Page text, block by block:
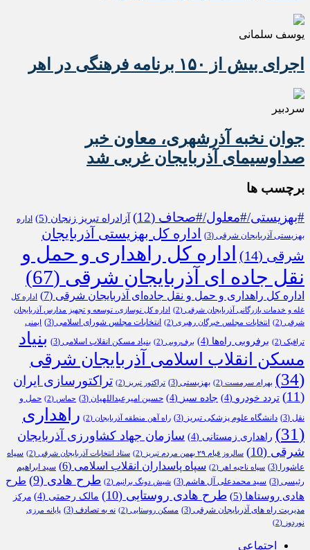
یوسف سلمانی
اجرای بیش از ۱۵۰ برنامه فرهنگی در اهر
سردبیر
جوان نخبه آذرشهری، معاون خبر
صداوسیمای آذربایجان غربی شد
برچسب ها
#بهزیستی/#معلول/#صحاف (12) آزادراه تبریز زنجان (5)
اداره
بهزیستی آذربایجان شرقی (3)
اداره کل بهزیستی آذربایجان
شرقی (14)
اداره کل راهداری و حمل و
نقل جاده ای آذربایجان شرقی (67)
اداره کل راهداری و حمل و نقل جاده‌ای آذربایجان شرقی (7)
اداره کل
غله و خدمات بازرگانی آذربایجان شرقی (2)
اداره کل نوسازی، توسعه و تجهیز مدارس آذربایجان
شرقی (2) انتخابات مجلس خبرگان رهبری (2) انتخابات مجلس شورای اسلامی (3) ایمنی
ترافیک (2) برفروبی راه‌ها (4) برف‌روبی (2) بنیاد مسکن انقلاب اسلامی (3)
بنیاد
مسکن انقلاب اسلامی آذربایجان شرقی
(34)
بهرام سرمست (2) بهزیستی (3) تراکتور تبریز (2)
تراکتورسازی ایران
(11)
تردد خودرو (4) جاده سبز (4) حسین امیرعبداللهیان (3) حماس (2)
حمل و
نقل (3) دانشگاه علوم پزشکی تبریز (3) راه آهن منطقه آذربایجان (2)
راهداری
(31)
راهداری زمستانی (4)
سازمان جهاد کشاورزی آذربایجان
شرقی (10) سالروز قیام ۲۹ بهمن مردم تبریز (2) ستاد انتخابات آذربایجان شرقی (2)
سپاه
عاشورا
(3) سپاه ناحیه اهر (2) سپاه پاسداران انقلاب اسلامی (6)
سید ابراهیم
رئیسی (3) سید محمدعلی آل هاشم (3) شیش دونگ برانیم (2) طرح هادی (9)
طرح
هادی روستاها (5) طرح هادی روستایی (10) مالک رحمتی (4)
مرکز
مدیریت راه های آذربایجان شرقی (3) مسکن روستایی (2) نه به تصادف (3)
پایانه مرزی
نوردوز (2)
اجتماعی